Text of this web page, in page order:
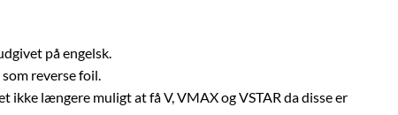
på engelsk.
reverse foil.
længere muligt at få V, VMAX og VSTAR da disse er